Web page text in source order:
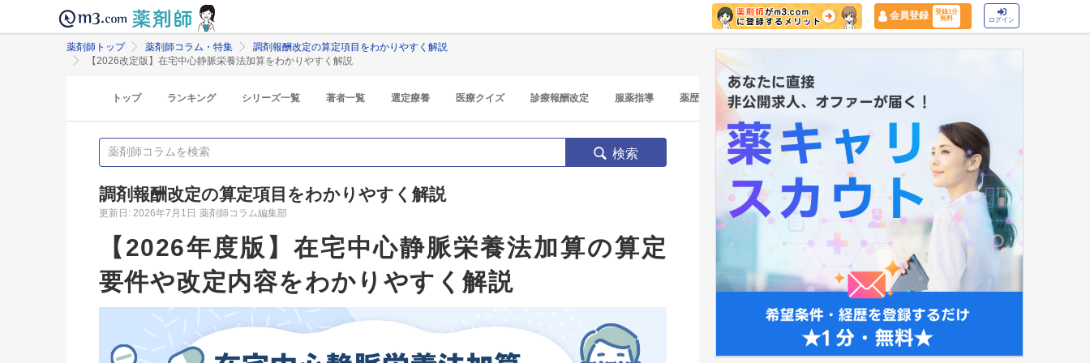
会員登録
登録1分
無料
ログイン
薬剤師トップ 薬剤師コラム・特集
調剤報酬改定の算定項目をわかりやすく解説
【2026改定版】在宅中心静脈栄養法加算をわかりやすく解説
トップ ランキング シリーズ一覧 著者一覧 選定療養 医療クイズ 診療報酬改定 服薬指導 薬歴 マイナ保険証
検索
調剤報酬改定の算定項目をわかりやすく解説
更新日: 2026年7月1日 薬剤師コラム編集部
【2026年度版】在宅中心静脈栄養法加算の算定
要件や改定内容をわかりやすく解説